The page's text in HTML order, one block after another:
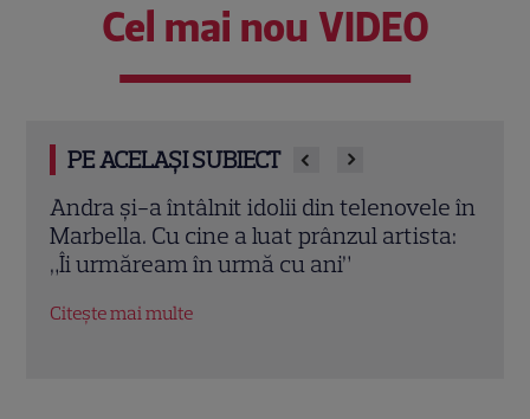
Cel mai nou VIDEO
PE ACELAȘI SUBIECT
Jennifer Aniston și Courteney Cox,
vacanță de lux în Mallorca alături de
Pedro Pascal. Imagini spectaculoase
Citește mai multe